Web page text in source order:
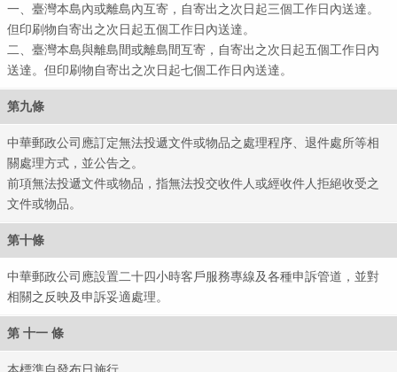
郵政
一、臺灣本島內或離島內互寄，自寄出之次日起三個工作日內送達。
但印刷物自寄出之次日起五個工作日內送達。
二、臺灣本島與離島間或離島間互寄，自寄出之次日起五個工作日內
送達。但印刷物自寄出之次日起七個工作日內送達。
第九條
中華郵政公司應訂定無法投遞文件或物品之處理程序、退件處所等相
關處理方式，並公告之。
前項無法投遞文件或物品，指無法投交收件人或經收件人拒絕收受之
文件或物品。
第十條
中華郵政公司應設置二十四小時客戶服務專線及各種申訴管道，並對
相關之反映及申訴妥適處理。
第 十一 條